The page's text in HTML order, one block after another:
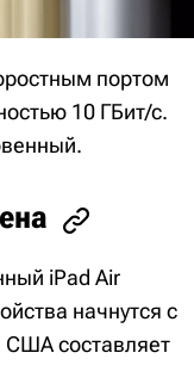
портом
10 ГБит/с.
iPad Air
начнутся с
США составляет